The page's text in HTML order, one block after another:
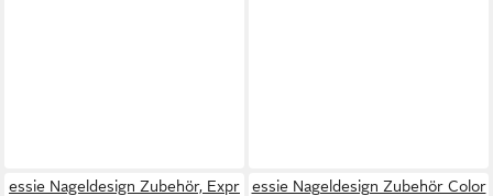
essie Nageldesign Zubehör, Expr
essie Nageldesign Zubehör Color